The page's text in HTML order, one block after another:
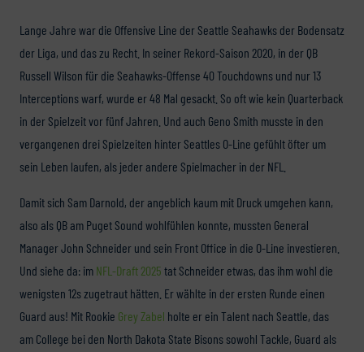
Lange Jahre war die Offensive Line der Seattle Seahawks der Bodensatz
der Liga, und das zu Recht. In seiner Rekord-Saison 2020, in der QB
Russell Wilson für die Seahawks-Offense 40 Touchdowns und nur 13
Interceptions warf, wurde er 48 Mal gesackt. So oft wie kein Quarterback
in der Spielzeit vor fünf Jahren. Und auch Geno Smith musste in den
vergangenen drei Spielzeiten hinter Seattles O-Line gefühlt öfter um
sein Leben laufen, als jeder andere Spielmacher in der NFL.
Damit sich Sam Darnold, der angeblich kaum mit Druck umgehen kann,
also als QB am Puget Sound wohlfühlen konnte, mussten General
Manager John Schneider und sein Front Office in die O-Line investieren.
Und siehe da: im NFL-Draft 2025 tat Schneider etwas, das ihm wohl die
wenigsten 12s zugetraut hätten. Er wählte in der ersten Runde einen
Guard aus! Mit Rookie Grey Zabel holte er ein Talent nach Seattle, das
am College bei den North Dakota State Bisons sowohl Tackle, Guard als